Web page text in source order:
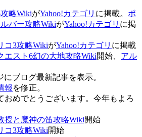
略WikiがYahoo!カテゴリ に掲載。 ポ
バー攻略WikiがYahoo!カテゴリ に掲
コ3攻略WikiがYahoo!カテゴリ に掲載
エスト6幻の大地攻略Wiki開始、 アル
ブログ最新記事を表示。
報 を修正。
おめでとうございます。今年もよろ
授と魔神の笛攻略Wiki開始
コ3攻略Wiki開始